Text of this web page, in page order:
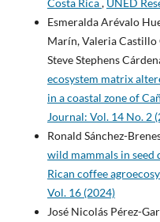
Esmeralda Arévalo
Marín, Valeria Castillo
Steve Stephens
ecosystem matrix
in a coastal zone of
Journal: Vol. 14 No. 2
Ronald Sánchez-
wild mammals in seed
Rican coffee
Vol. 16 (2024)
José Nicolás Pérez-